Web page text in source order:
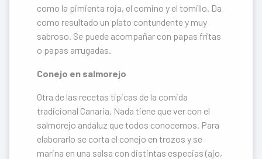
como la pimienta roja, el comino y el tomillo. Da
como resultado un plato contundente y muy
sabroso. Se puede acompañar con papas fritas
o papas arrugadas.
Conejo en salmorejo
Otra de las recetas típicas de la comida
tradicional Canaria. Nada tiene que ver con el
salmorejo andaluz que todos conocemos. Para
elaborarlo se corta el conejo en trozos y se
marina en una salsa con distintas especias (ajo,